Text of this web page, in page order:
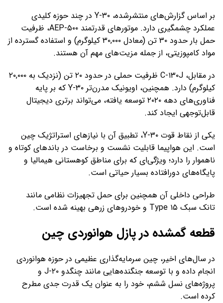
بر اساس گزارش‌های منتشرشده، Y-۳۰ در چند حوزه کلیدی
عملکرد چشمگیری دارد. موتورهای قدرتمند AEP-۵۰۰، ظرفیت
حمل بار حدود ۳۰ تن (معادل ۳۰,۰۰۰ کیلوگرم) و استفاده گسترده از
مواد کامپوزیتی، از جمله مزیت‌های مهم آن هستند.
در مقابل، C-۱۳۰J ظرفیت حملی در حدود ۲۰ تن (نزدیک به ۲۰,۰۰۰
کیلوگرم) دارد. همچنین، اویونیک مدرن‌تر Y-۳۰ که بر پایه
فناوری‌های دهه ۲۰۲۰ توسعه یافته، می‌تواند برتری دیجیتال
قابل‌توجهی ایجاد کند.
یکی از نقاط قوت Y-۳۰، تطبیق آن با نیازهای استراتژیک چین
است. این هواپیما قابلیت نشست و برخاست در باندهای کوتاه و
ناهموار را دارد؛ ویژگی‌ای که برای مناطق کوهستانی هیمالیا و
پایگاه‌های دورافتاده بسیار حیاتی است.
طراحی داخلی آن همچنین برای حمل تجهیزات نظامی مانند
تانک سبک Type ۱۵ و خودروهای زرهی بهینه شده است.
قطعه گمشده در پازل هوانوردی چین
در سال‌های اخیر، چین سرمایه‌گذاری عظیمی در حوزه هوانوردی
انجام داده و با توسعه جنگنده‌هایی مانند چنگدو J-۲۰ و
پروژه‌های نسل ششم، خود را به‌ عنوان یک قدرت جدی مطرح
کرده است.